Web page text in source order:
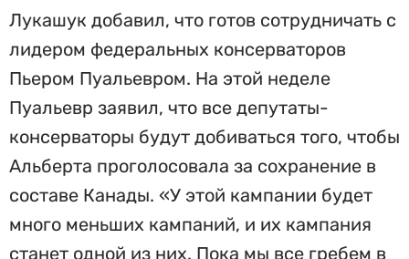
Лукашук добавил, что готов сотрудничать с
лидером федеральных консерваторов
Пьером Пуальевром. На этой неделе
Пуальевр заявил, что все депутаты-
консерваторы будут добиваться того, чтобы
Альберта проголосовала за сохранение в
составе Канады. «У этой кампании будет
много меньших кампаний, и их кампания
станет одной из них. Пока мы все гребем в